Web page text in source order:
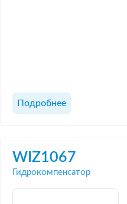
Подробнее
WIZ1067
Гидрокомпенсатор